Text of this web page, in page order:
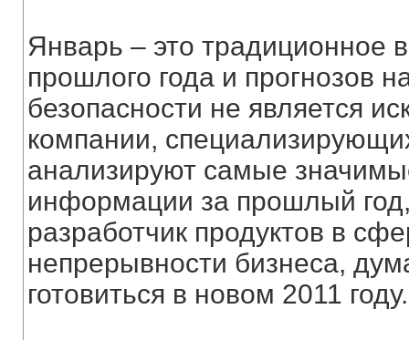
Январь – это традиционное
прошлого года и прогнозов
безопасности не является
компании,
анализируют самые
информации за прошлый
разработчик продуктов в
непрерывности бизнеса,
готовиться в новом 2011 году.